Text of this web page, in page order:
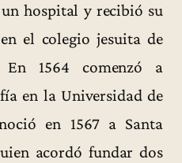
hospital y recibió su
el colegio jesuita de
1564 comenzó a
en la Universidad de
en 1567 a Santa
acordó fundar dos